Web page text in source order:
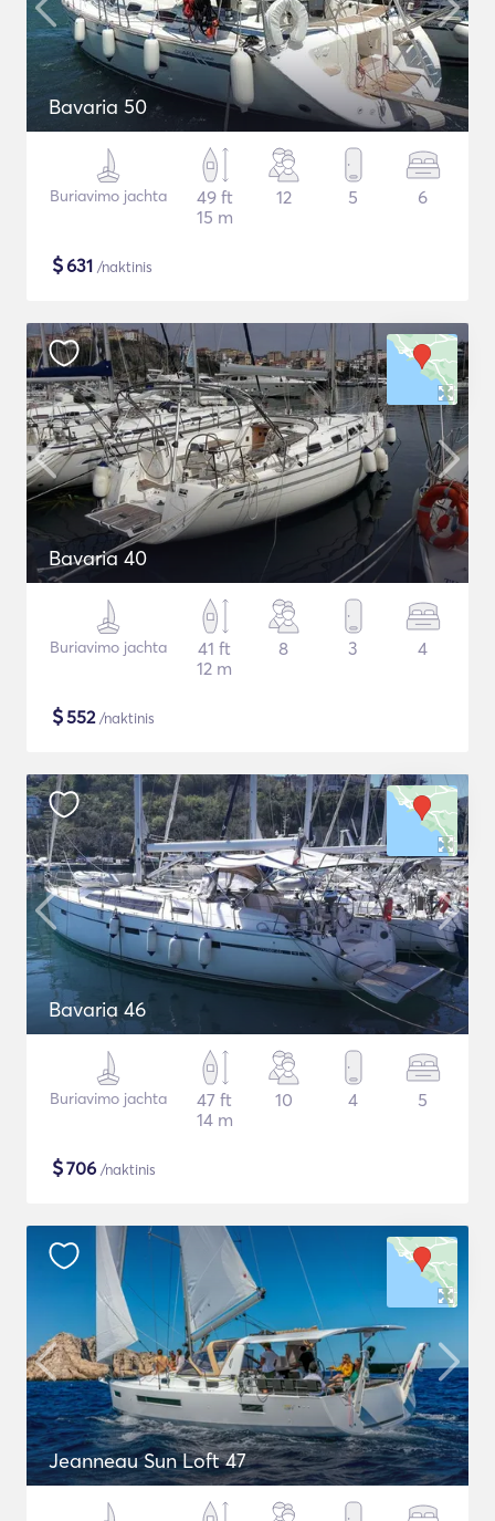
Bavaria 50
Buriavimo jachta
49 ft
15 m
12 5 6
$631 /naktinis
Bavaria 40
Buriavimo jachta
41 ft
12 m
8 3 4
$552/naktinis
Bavaria 46
Buriavimo jachta
47 ft
14 m
10 4 5
$706 /naktinis
Jeanneau Sun Loft 47